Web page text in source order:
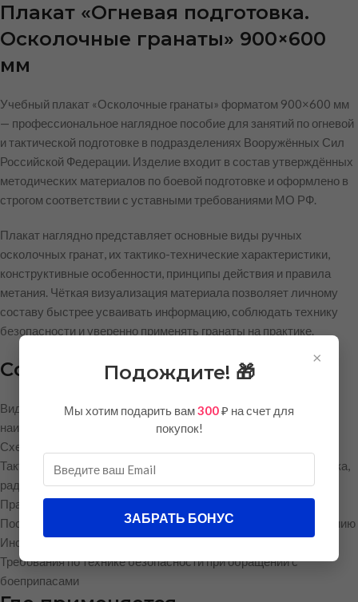
Плакат «Огневая подготовка.
Осколочные гранаты» 900×600
мм
Учебный плакат «Осколочные гранаты» форматом 900×600 мм
— профессиональное наглядное пособие для занятий по огневой
и тактической подготовке в подразделениях Вооружённых Сил
Российской Федерации. Изделие входит в состав утверждённых
методических материалов по боевой подготовке и оформлено в
строгом соответствии с уставными требованиями МО РФ.
Плакат наглядно представляет основные виды ручных
осколочных гранат, их тактико-технические характеристики,
конструктивные особенности, принципы действия и правила
метания. Чёткая визуализация материала позволяет личному
составу быстрее усваивать информацию, соблюдать технику
безопасности и уверенно применять гранаты на практике.
Содержание плаката
Виды гранат: РГД-5, Ф-1, РГО, РГН — с иллюстрациями и
наименованиями
Схемы устройства: корпус, запал, взрыватель
Тактико-технические характеристики: масса, дальность броска,
радиус разлёта осколков, время срабатывания
Правила хранения, переноски и обращения с гранатами
Последовательность подготовки гранаты к боевому применению
Инструкция по метанию: стойка, бросок, укрытие
Требования по технике безопасности при обращении с
боеприпасами
×
Подождите! 🎁
Мы хотим подарить вам300₽ на счет для
покупок!
ЗАБРАТЬ БОНУС